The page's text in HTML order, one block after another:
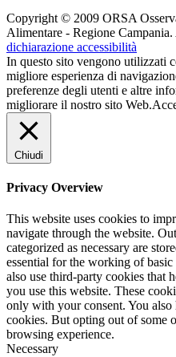
Copyright © 2009 ORSA
Alimentare - Regione
dichiarazione accessibilità
In questo sito vengono utilizzati
migliore esperienza di
preferenze degli utenti e altre
migliorare il nostro sito Web.
Chiudi
Privacy Overview
This website uses cookies to
navigate through the website.
categorized as necessary are
essential for the working of
also use third-party cookies that
you use this website. These
only with your consent. You
cookies. But opting out of some
browsing experience.
Necessary